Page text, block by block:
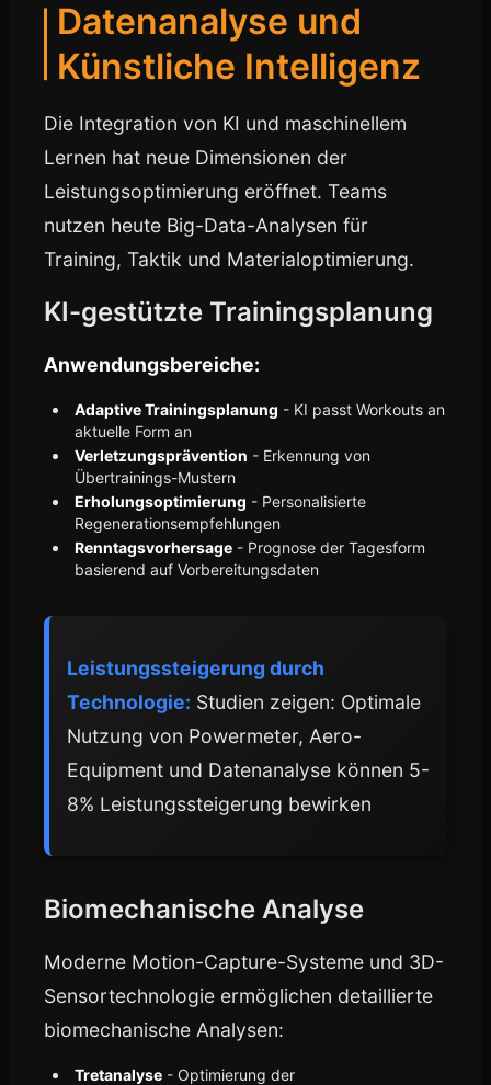
Datenanalyse und
Künstliche Intelligenz
Die Integration von KI und maschinellem
Lernen hat neue Dimensionen der
Leistungsoptimierung eröffnet. Teams
nutzen heute Big-Data-Analysen für
Training, Taktik und Materialoptimierung.
KI-gestützte Trainingsplanung
Anwendungsbereiche:
Adaptive Trainingsplanung - KI passt Workouts an
aktuelle Form an
Verletzungsprävention - Erkennung von
Übertrainings-Mustern
Erholungsoptimierung - Personalisierte
Regenerationsempfehlungen
Renntagsvorhersage - Prognose der Tagesform
basierend auf Vorbereitungsdaten
Leistungssteigerung durch
Technologie: Studien zeigen: Optimale
Nutzung von Powermeter, Aero-
Equipment und Datenanalyse können 5-
8% Leistungssteigerung bewirken
Biomechanische Analyse
Moderne Motion-Capture-Systeme und 3D-
Sensortechnologie ermöglichen detaillierte
biomechanische Analysen:
Tretanalyse - Optimierung der